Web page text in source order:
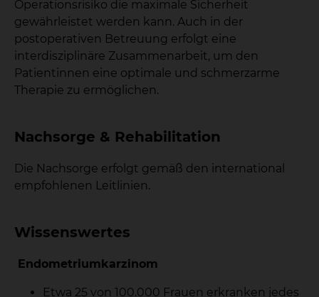
Operationsrisiko die maximale Sicherheit
gewährleistet werden kann. Auch in der
postoperativen Betreuung erfolgt eine
interdisziplinäre Zusammenarbeit, um den
Patientinnen eine optimale und schmerzarme
Therapie zu ermöglichen.
Nachsorge & Rehabilitation
Die Nachsorge erfolgt gemäß den international
empfohlenen Leitlinien.
Wissenswertes
Endometriumkarzinom
Etwa 25 von 100.000 Frauen erkranken jedes